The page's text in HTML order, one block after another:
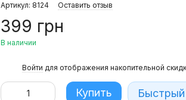
Артикул: 8124 Оставить отзыв
399 грн
В наличии
Войти для отображения накопительной
Купить Быстрый